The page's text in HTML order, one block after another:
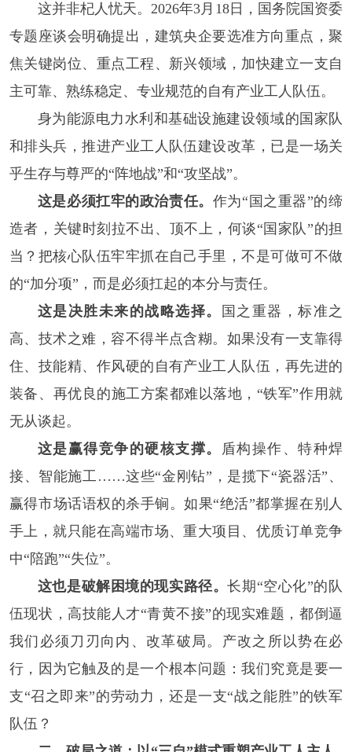
这并非杞人忧天。2026年3月18日，国务院国资委
专题座谈会明确提出，建筑央企要选准方向重点，聚
焦关键岗位、重点工程、新兴领域，加快建立一支自
主可靠、熟练稳定、专业规范的自有产业工人队伍。
身为能源电力水利和基础设施建设领域的国家队
和排头兵，推进产业工人队伍建设改革，已是一场关
乎生存与尊严的“阵地战”和“攻坚战”。
这是必须扛牢的政治责任。 作为“国之重器”的缔
造者，关键时刻拉不出、顶不上，何谈“国家队”的担
当？把核心队伍牢牢抓在自己手里，不是可做可不做
的“加分项”，而是必须扛起的本分与责任。
这是决胜未来的战略选择。
国之重器，标准之
高、技术之难，容不得半点含糊。如果没有一支靠得
住、技能精、作风硬的自有产业工人队伍，再先进的
装备、再优良的施工方案都难以落地，“铁军”作用就
无从谈起。
这是赢得竞争的硬核支撑。
盾构操作、特种焊
接、智能施工……这些“金刚钻”，是揽下“瓷器活”、
赢得市场话语权的杀手锏。如果“绝活”都掌握在别人
手上，就只能在高端市场、重大项目、优质订单竞争
中“陪跑”“失位”。
这也是破解困境的现实路径。长期“空心化”的队
伍现状，高技能人才“青黄不接”的现实难题，都倒逼
我们必须刀刃向内、改革破局。产改之所以势在必
行，因为它触及的是一个根本问题：我们究竟是要一
支“召之即来”的劳动力，还是一支“战之能胜”的铁军
队伍？